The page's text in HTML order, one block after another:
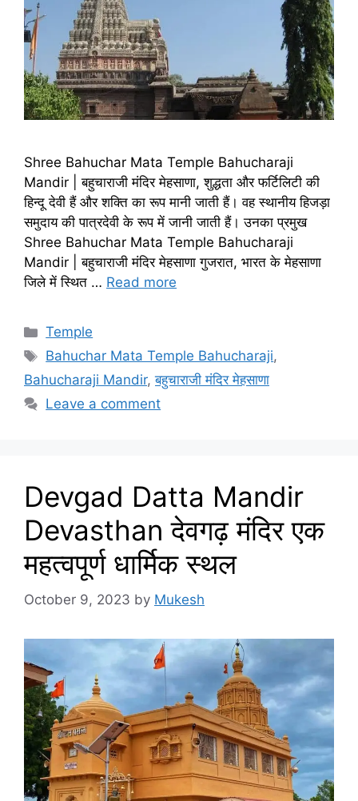
Shree Bahuchar Mata Temple Bahucharaji
Mandir | बहुचाराजी मंदिर मेहसाणा, शुद्धता और फर्टिलिटी की
हिन्दू देवी हैं और शक्ति का रूप मानी जाती हैं। वह स्थानीय हिजड़ा
समुदाय की पात्रदेवी के रूप में जानी जाती हैं। उनका प्रमुख
Shree Bahuchar Mata Temple Bahucharaji
Mandir | बहुचाराजी मंदिर मेहसाणा गुजरात, भारत के मेहसाणा
जिले में स्थित … Read more
Categories
Temple
Tags
Bahuchar Mata Temple Bahucharaji,
Bahucharaji Mandir,बहुचाराजी मंदिर मेहसाणा
Leave a comment
Devgad Datta Mandir
Devasthan देवगढ़ मंदिर एक
महत्वपूर्ण धार्मिक स्थल
October 9, 2023 by Mukesh